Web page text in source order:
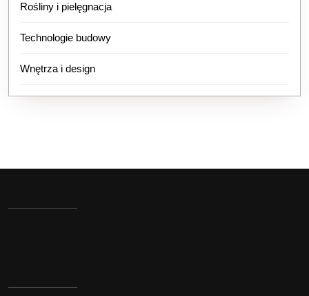
Rośliny i pielęgnacja
Technologie budowy
Wnętrza i design